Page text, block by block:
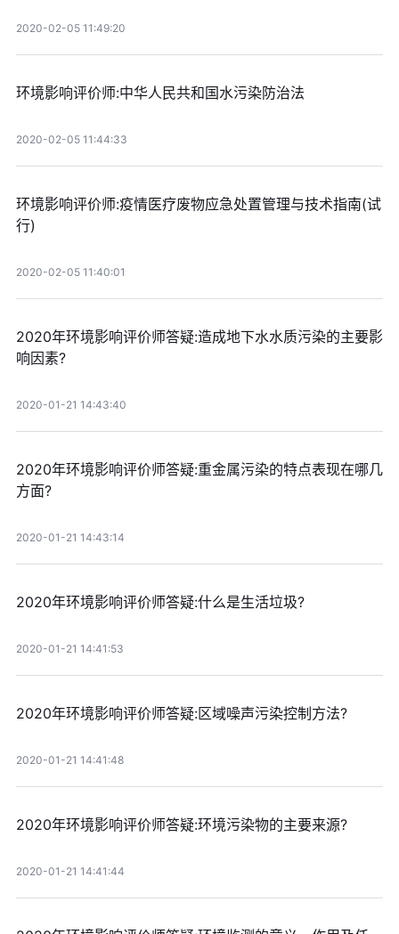
2020-02-05 11:49:20
环境影响评价师:中华人民共和国水污染防治法
2020-02-05 11:44:33
环境影响评价师:疫情医疗废物应急处置管理与技术指南(试
行)
2020-02-05 11:40:01
2020年环境影响评价师答疑:造成地下水水质污染的主要影
响因素?
2020-01-21 14:43:40
2020年环境影响评价师答疑:重金属污染的特点表现在哪几
方面?
2020-01-21 14:43:14
2020年环境影响评价师答疑:什么是生活垃圾?
2020-01-21 14:41:53
2020年环境影响评价师答疑:区域噪声污染控制方法?
2020-01-21 14:41:48
2020年环境影响评价师答疑:环境污染物的主要来源?
2020-01-21 14:41:44